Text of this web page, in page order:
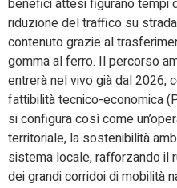
benefici attesi figurano tempi
riduzione del traffico su
contenuto grazie al
gomma al ferro. Il percorso
entrerà nel vivo già dal 2026,
fattibilità tecnico-economica
si configura così come
territoriale, la sostenibilità
sistema locale, rafforzando il
dei grandi corridoi di mobilità